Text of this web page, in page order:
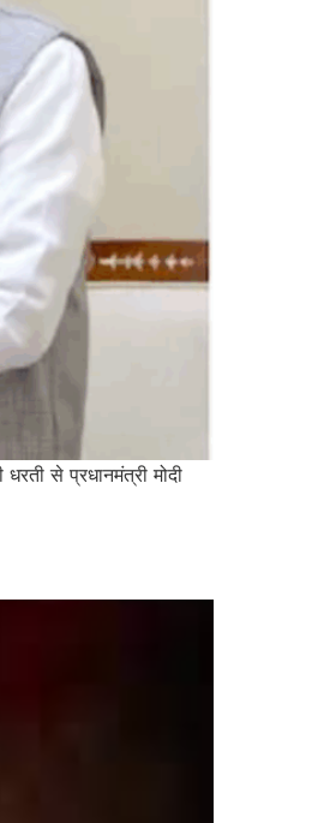
से प्रधानमंत्री मोदी